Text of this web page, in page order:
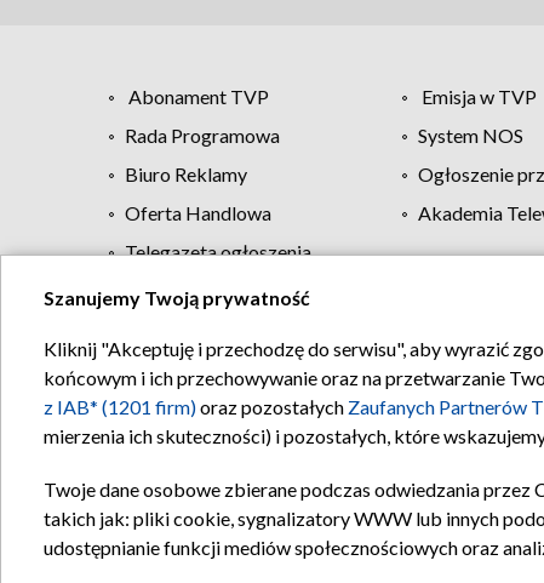
Abonament TVP Emisja w TVP
Rada Programowa
System NOS
Biuro Reklamy
Ogłoszenie
Oferta Handlowa
Akademia
Telegazeta ogłoszenia
Regulamin TVP
Szanujemy Twoją prywatność
Kliknij "Akceptuję i przechodzę do serwisu", aby wyrazić
końcowym i ich przechowywanie oraz na przetwarzanie
z IAB* (1201 firm)oraz pozostałych Zaufanych Partnerów
mierzenia ich skuteczności) i pozostałych, które
Twoje dane osobowe zbierane podczas odwiedzania przez
takich jak: pliki cookie, sygnalizatory WWW lub innych
udostępnianie funkcji mediów społecznościowych oraz